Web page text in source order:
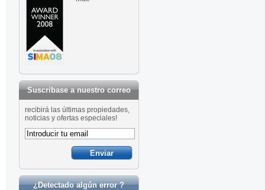
Suscribase a nuestro correo
recibirá las últimas propiedades,
noticias y ofertas especiales!
¿Detectado algún error ?